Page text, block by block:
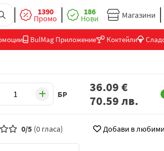
1390
Промо
186
Нови Магазини
BulMag Приложение Коктейли
БР 36.09€
70.59лв.
0/5 (0 гласа) Добави в любими